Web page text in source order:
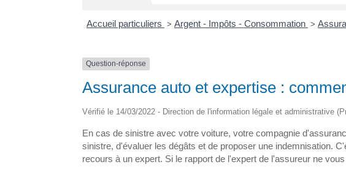
Accueil particuliers > Argent - Impôts - Consommation >
Question-réponse
Assurance auto et expertise :
Vérifié le 14/03/2022 - Direction de l'information légale et administrative
En cas de sinistre avec votre voiture, votre compagnie
sinistre, d'évaluer les dégâts et de proposer une indemnisation.
recours à un expert. Si le rapport de l'expert de l'assureur ne